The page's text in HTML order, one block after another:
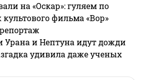
на «Оскар»: гуляем по
фильма «Вор»
Урана и Нептуна идут дожди
удивила даже ученых